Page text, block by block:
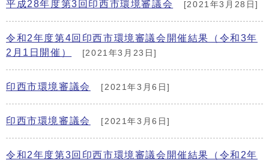
平成28年度第3回印西市環境審議会 [2021年3月28日]
令和2年度第4回印西市環境審議会開催結果（令和3年
2月1日開催）
[2021年3月23日]
印西市環境審議会 [2021年3月6日]
印西市環境審議会 [2021年3月6日]
令和2年度第3回印西市環境審議会開催結果（令和2年